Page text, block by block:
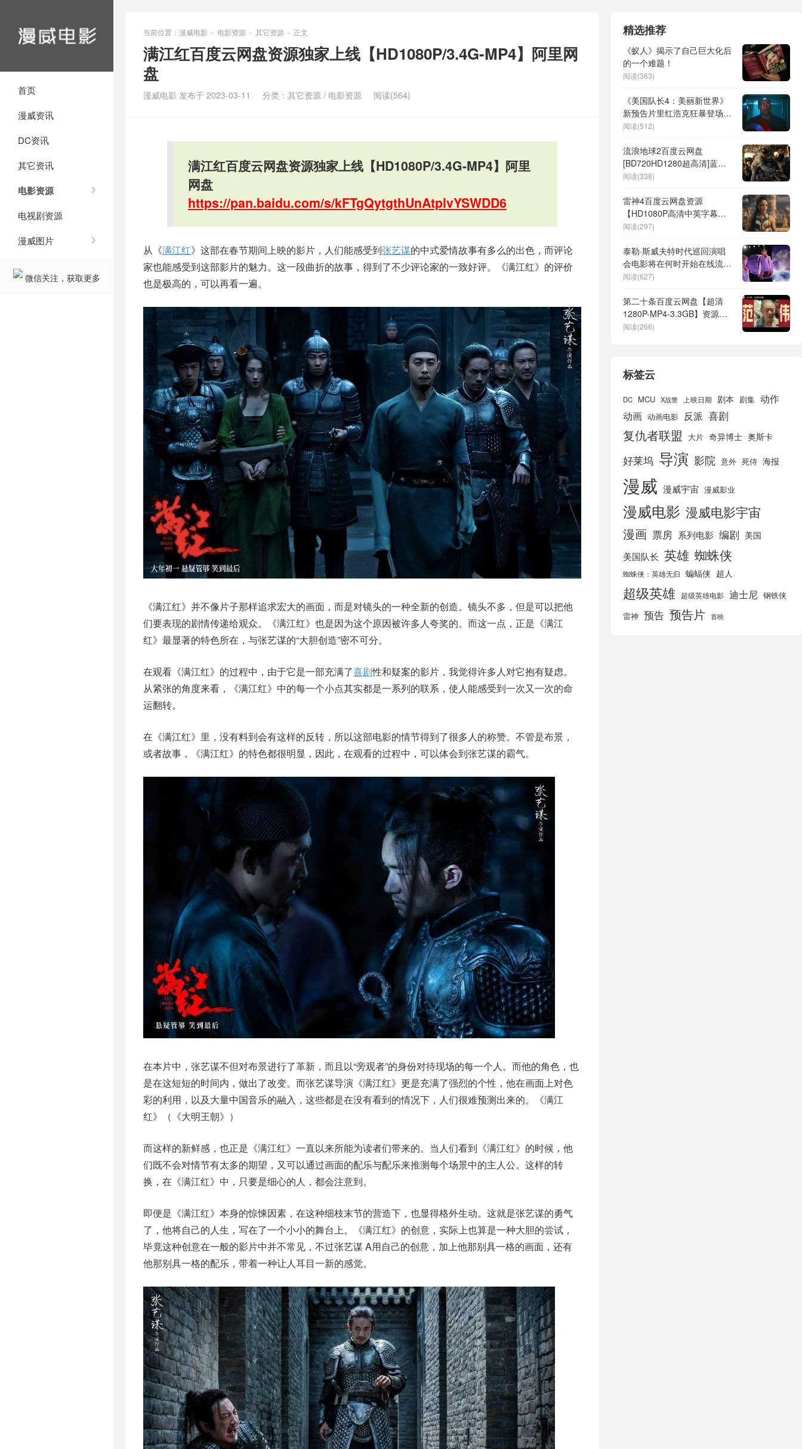
首页
漫威资讯
DC资讯
其它资讯
电影资源
电视剧资源
漫威图片
微信关注，获取更多
当前位置： 漫威电影 > 电影资源 > 其它资源 > 正文
满江红百度云网盘资源独家上线【HD1080P/3.4G-MP4】阿里网
盘
漫威电影 发布于 2023-03-11 分类： 其它资源 / 电影资源 阅读(564)
满江红百度云网盘资源独家上线【HD1080P/3.4G-MP4】阿里
网盘
https://pan.baidu.com/s/kFTgQytgthUnAtplvYSWDD6
从《满江红》这部在春节期间上映的影片，人们能感受到张艺谋的中式爱情故事有多么的出色，而评论
家也能感受到这部影片的魅力。这一段曲折的故事，得到了不少评论家的一致好评。《满江红》的评价
也是极高的，可以再看一遍。
《满江红》并不像片子那样追求宏大的画面，而是对镜头的一种全新的创造。镜头不多，但是可以把他
们要表现的剧情传递给观众。《满江红》也是因为这个原因被许多人夸奖的。而这一点，正是《满江
红》最显著的特色所在，与张艺谋的“大胆创造”密不可分。
在观看《满江红》的过程中，由于它是一部充满了喜剧性和疑案的影片，我觉得许多人对它抱有疑虑。
从紧张的角度来看，《满江红》中的每一个小点其实都是一系列的联系，使人能感受到一次又一次的命
运翻转。
在《满江红》里，没有料到会有这样的反转，所以这部电影的情节得到了很多人的称赞。不管是布景，
或者故事，《满江红》的特色都很明显，因此，在观看的过程中，可以体会到张艺谋的霸气。
在本片中，张艺谋不但对布景进行了革新，而且以“旁观者”的身份对待现场的每一个人。而他的角色，也
是在这短短的时间内，做出了改变。而张艺谋导演《满江红》更是充满了强烈的个性，他在画面上对色
彩的利用，以及大量中国音乐的融入，这些都是在没有看到的情况下，人们很难预测出来的。《满江
红》（《大明王朝》）
而这样的新鲜感，也正是《满江红》一直以来所能为读者们带来的。当人们看到《满江红》的时候，他
们既不会对情节有太多的期望，又可以通过画面的配乐与配乐来推测每个场景中的主人公。这样的转
换，在《满江红》中，只要是细心的人，都会注意到。
即便是《满江红》本身的惊悚因素，在这种细枝末节的营造下，也显得格外生动。这就是张艺谋的勇气
了，他将自己的人生，写在了一个小小的舞台上。《满江红》的创意，实际上也算是一种大胆的尝试，
毕竟这种创意在一般的影片中并不常见，不过张艺谋 A用自己的创意，加上他那别具一格的画面，还有
他那别具一格的配乐，带着一种让人耳目一新的感觉。
精选推荐
《蚁人》揭示了自己巨大化后
的一个难题！
阅读(363)
《美国队长4：美丽新世界》
新预告片里红浩克狂暴登场，
画风超独特
阅读(512)
流浪地球2百度云网盘
[BD720HD1280超高清]蓝光
资源
阅读(338)
雷神4百度云网盘资源
【HD1080P高清中英字幕】
在线观看
阅读(297)
泰勒·斯威夫特时代巡回演唱
会电影将在何时开始在线流媒
体上播放？
阅读(627)
第二十条百度云网盘【超清
1280P-MP4-3.3GB】资源免
费迅雷下载
阅读(266)
标签云
DC MCU X战警 上映日期 剧本 剧集 动作
动画 动画电影 反派 喜剧
复仇者联盟 大片 奇异博士 奥斯卡
好莱坞 导演 影院 意外 死侍 海报
漫威 漫威宇宙 漫威影业
漫威电影 漫威电影宇宙
漫画 票房 系列电影 编剧 美国
美国队长 英雄 蜘蛛侠
蜘蛛侠：英雄无归 蝙蝠侠 超人
超级英雄 超级英雄电影 迪士尼 钢铁侠
雷神 预告 预告片 首映